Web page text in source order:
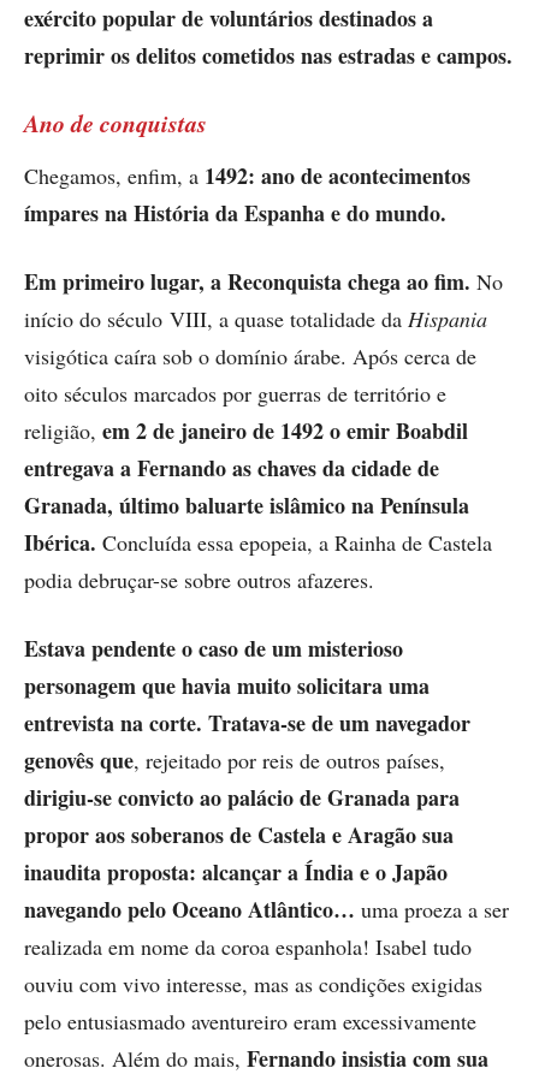
exército popular de voluntários destinados a
reprimir os delitos cometidos nas estradas e campos.
Ano de conquistas
Chegamos, enfim, a 1492: ano de acontecimentos
ímpares na História da Espanha e do mundo.
Em primeiro lugar, a Reconquista chega ao fim. No
início do século VIII, a quase totalidade da Hispania
visigótica caíra sob o domínio árabe. Após cerca de
oito séculos marcados por guerras de território e
religião, em 2 de janeiro de 1492 o emir Boabdil
entregava a Fernando as chaves da cidade de
Granada, último baluarte islâmico na Península
Ibérica. Concluída essa epopeia, a Rainha de Castela
podia debruçar-se sobre outros afazeres.
Estava pendente o caso de um misterioso
personagem que havia muito solicitara uma
entrevista na corte. Tratava-se de um navegador
genovês que, rejeitado por reis de outros países,
dirigiu-se convicto ao palácio de Granada para
propor aos soberanos de Castela e Aragão sua
inaudita proposta: alcançar a Índia e o Japão
navegando pelo Oceano Atlântico… uma proeza a ser
realizada em nome da coroa espanhola! Isabel tudo
ouviu com vivo interesse, mas as condições exigidas
pelo entusiasmado aventureiro eram excessivamente
onerosas. Além do mais, Fernando insistia com sua